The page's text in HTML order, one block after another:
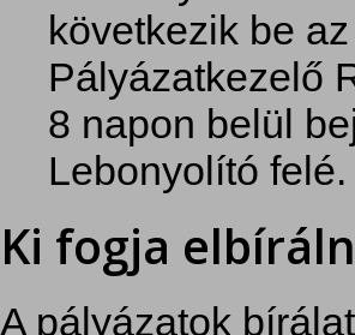
következik be
Pályázatkezelő
8 napon belül
Lebonyolító felé.
Ki fogja
A pályázatok